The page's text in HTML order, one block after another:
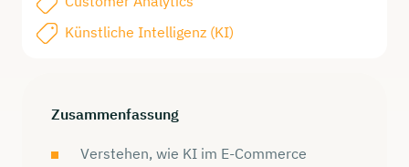
Künstliche Intelligenz (KI)
Zusammenfassung
Verstehen, wie KI im E-Commerce